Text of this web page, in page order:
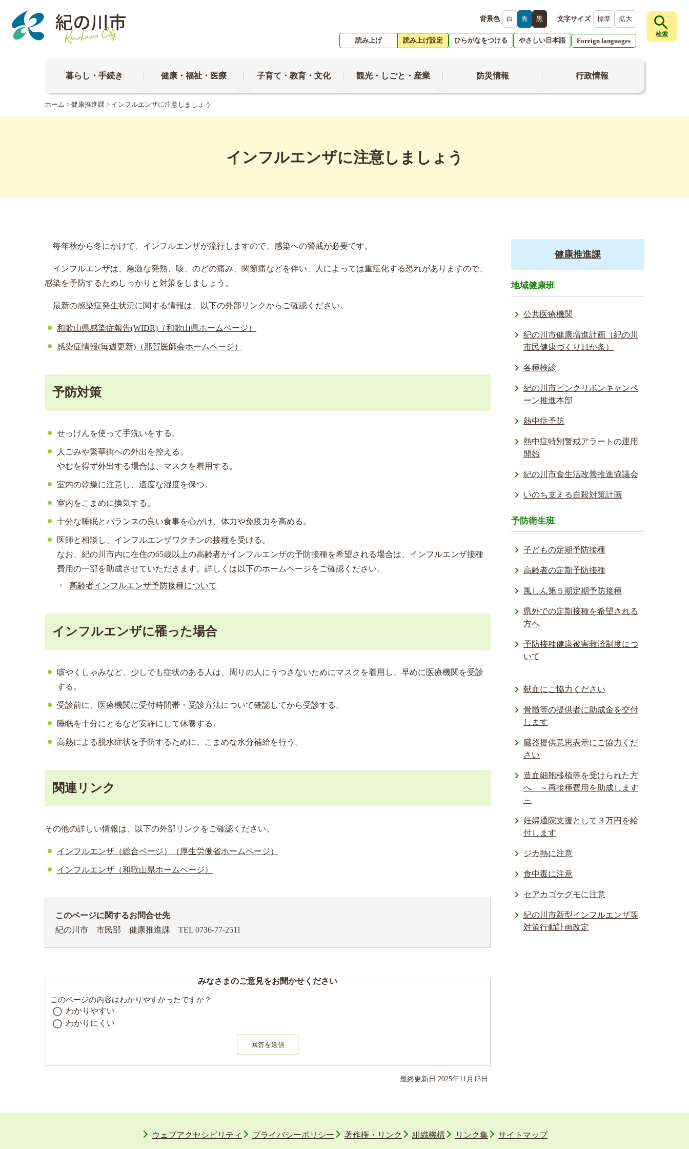
背景色 白 青 黒 文字サイズ 標準 拡大
読み上げ 読み上げ設定 ひらがなをつける やさしい日本語 Foreign languages
検索
暮らし・手続き 健康・福祉・医療 子育て・教育・文化 観光・しごと・産業 防災情報 行政情報
ホーム > 健康推進課 > インフルエンザに注意しましょう
インフルエンザに注意しましょう
毎年秋から冬にかけて、インフルエンザが流行しますので、感染への警戒が必要です。
インフルエンザは、急激な発熱、咳、のどの痛み、関節痛などを伴い、人によっては重症化する恐れがありますので、
感染を予防するためしっかりと対策をしましょう。
最新の感染症発生状況に関する情報は、以下の外部リンクからご確認ください。
和歌山県感染症報告(WIDR)（和歌山県ホームページ）
感染症情報(毎週更新)（那賀医師会ホームページ）
予防対策
せっけんを使って手洗いをする。
人ごみや繁華街への外出を控える。
やむを得ず外出する場合は、マスクを着用する。
室内の乾燥に注意し、適度な湿度を保つ。
室内をこまめに換気する。
十分な睡眠とバランスの良い食事を心がけ、体力や免疫力を高める。
医師と相談し、インフルエンザワクチンの接種を受ける。
なお、紀の川市内に在住の65歳以上の高齢者がインフルエンザの予防接種を希望される場合は、インフルエンザ接種
費用の一部を助成させていただきます。詳しくは以下のホームページをご確認ください。
高齢者インフルエンザ予防接種について
インフルエンザに罹った場合
咳やくしゃみなど、少しでも症状のある人は、周りの人にうつさないためにマスクを着用し、早めに医療機関を受診
する。
受診前に、医療機関に受付時間帯・受診方法について確認してから受診する。
睡眠を十分にとるなど安静にして休養する。
高熱による脱水症状を予防するために、こまめな水分補給を行う。
関連リンク
その他の詳しい情報は、以下の外部リンクをご確認ください。
インフルエンザ（総合ページ）（厚生労働省ホームページ）
インフルエンザ（和歌山県ホームページ）
このページに関するお問合せ先
紀の川市 市民部 健康推進課 TEL 0736-77-2511
みなさまのご意見をお聞かせください
このページの内容はわかりやすかったですか？
わかりやすい
わかりにくい
回答を送信
最終更新日:2025年11 月 13 日
健康推進課
地域健康班
公共医療機関
紀の川市健康増進計画（紀の川
市民健康づくり11か条）
各種検診
紀の川市ピンクリボンキャンペ
ーン推進本部
熱中症予防
熱中症特別­警戒アラー­トの運用
開­始­
紀の川市食生活改善推進協議会
いのち支える自殺対策計画
予防衛生班
子どもの定期予防接種
高齢者の定期予防接種
風しん第５期定期予防接種
県外での定期接種を希望される
方へ
予防接種健­康被害救済­制度につ
い­て
献血にご協力ください
骨髄等の提供者に助成金を交付
します
臓器提供意思表示にご協力くだ
さい
造血細胞移植等を受けられた方
へ ～再接種費用を助成します
～
妊婦通院支援として３万円を給
付します
ジカ熱に注意
食中毒に注意
セアカゴケグモに注意
紀の川市新型インフルエンザ等
対策行動計画改定
ウェブアクセシビリティ プライバシーポリシー 著作権・リンク 組織機構 リンク集 サイトマップ